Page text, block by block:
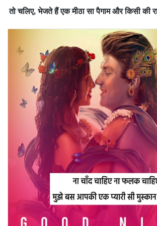
तो चलिए, भेजते हैं एक मीठा सा पैगाम और किसी की